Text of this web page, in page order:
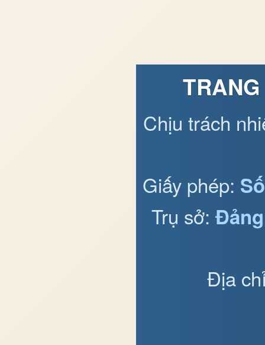
Chịu trách
Giấy phép:
Trụ sở:
Địa